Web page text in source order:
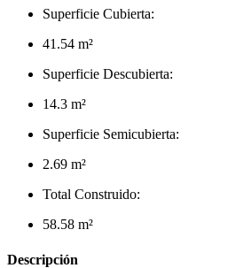
Superficie Cubierta:
41.54 m²
Superficie Descubierta:
14.3 m²
Superficie Semicubierta:
2.69 m²
Total Construido:
58.58 m²
Descripción